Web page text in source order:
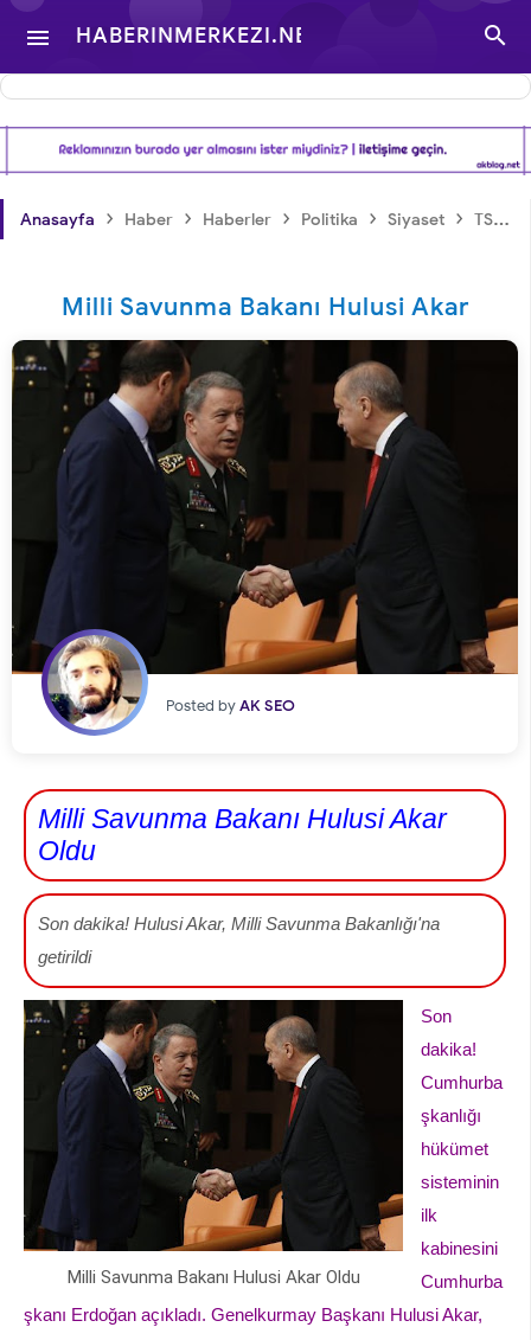
 HABERINMERKEZI.NET
- TÜRKIYE VE DÜNYA
GÜNDEMINDEN

Anasayfa › Haber › Haberler › Politika › Siyaset › TSK
Milli Savunma Bakanı Hulusi Akar
Posted byAK SEO
Milli Savunma Bakanı Hulusi Akar
Oldu
Son dakika! Hulusi Akar, Milli Savunma Bakanlığı'na
getirildi
Milli Savunma Bakanı Hulusi Akar Oldu
Son
dakika!
Cumhurba
şkanlığı
hükümet
sisteminin
ilk
kabinesini
Cumhurba
şkanı Erdoğan açıkladı. Genelkurmay Başkanı Hulusi Akar,